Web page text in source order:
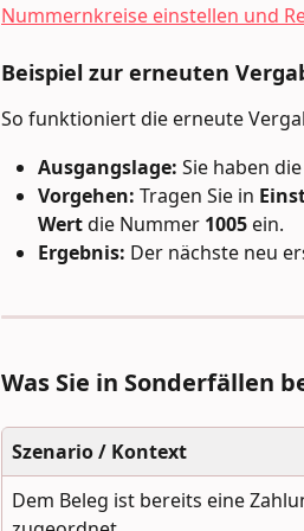
Nummernkreise einstellen und
Beispiel zur erneuten
So funktioniert die erneute
Ausgangslage: Sie haben
Vorgehen: Tragen Sie in
Wert die Nummer 1005 ein.
Ergebnis: Der nächste neu
Was Sie in Sonderfällen
Szenario / Kontext
Dem Beleg ist bereits eine